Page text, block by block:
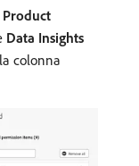
Product
Data Insights
colonna